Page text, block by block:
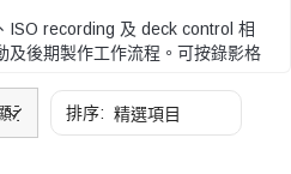
ISO recording 及 deck control 相
及後期製作工作流程。可按錄影格
HDMI 接口、網絡功能、機架安裝